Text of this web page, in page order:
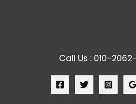
Call Us : 010-